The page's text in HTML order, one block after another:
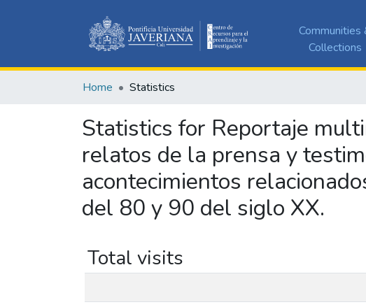
Communities
Collections
Home Statistics
Statistics for Reportaje
relatos de la prensa y
acontecimientos
del 80 y 90 del siglo XX.
Total visits